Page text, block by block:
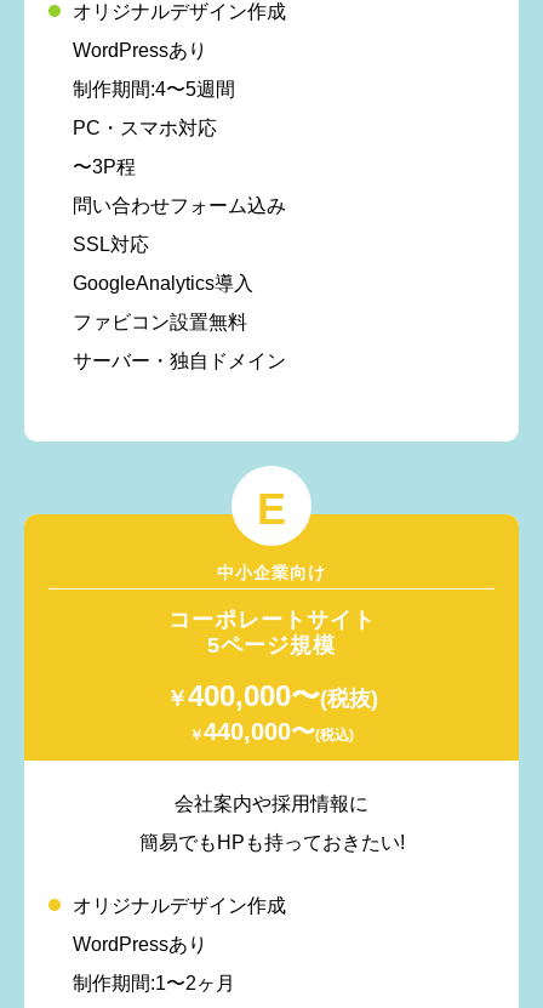
オリジナルデザイン作成
WordPressあり
制作期間:4〜5週間
PC・スマホ対応
〜3P程
問い合わせフォーム込み
SSL対応
GoogleAnalytics導入
ファビコン設置無料
サーバー・独自ドメイン
E
中小企業向け
コーポレートサイト
5ページ規模
￥400,000〜(税抜)
￥440,000〜(税込)
会社案内や採用情報に
簡易でもHPも持っておきたい!
オリジナルデザイン作成
WordPressあり
制作期間:1〜2ヶ月